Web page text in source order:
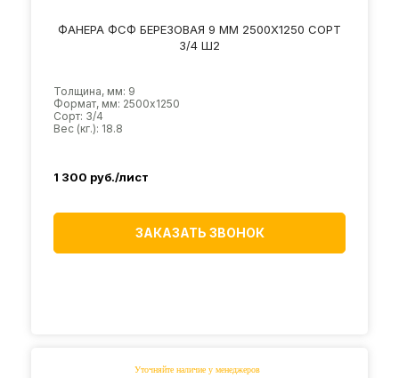
ФАНЕРА ФСФ БЕРЕЗОВАЯ 9 ММ 2500Х1250 СОРТ
3/4 Ш2
Толщина, мм: 9
Формат, мм: 2500х1250
Сорт: 3/4
Вес (кг.): 18.8
1 300 руб./лист
ЗАКАЗАТЬ ЗВОНОК